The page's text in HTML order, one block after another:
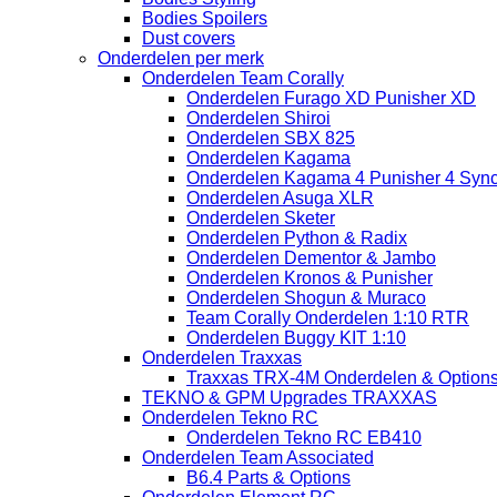
Bodies Spoilers
Dust covers
Onderdelen per merk
Onderdelen Team Corally
Onderdelen Furago XD Punisher XD
Onderdelen Shiroi
Onderdelen SBX 825
Onderdelen Kagama
Onderdelen Kagama 4 Punisher 4
Onderdelen Asuga XLR
Onderdelen Sketer
Onderdelen Python & Radix
Onderdelen Dementor & Jambo
Onderdelen Kronos & Punisher
Onderdelen Shogun & Muraco
Team Corally Onderdelen 1:10 RTR
Onderdelen Buggy KIT 1:10
Onderdelen Traxxas
Traxxas TRX-4M Onderdelen &
TEKNO & GPM Upgrades TRAXXAS
Onderdelen Tekno RC
Onderdelen Tekno RC EB410
Onderdelen Team Associated
B6.4 Parts & Options